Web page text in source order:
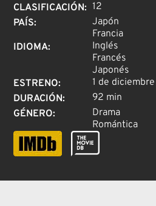
CLASIFICACIÓN: 12
PAÍS:
Japón
Francia
IDIOMA:
Inglés
Francés
Japonés
ESTRENO:
1 de
DURACIÓN:
92 min
GÉNERO:
Drama
Romántica